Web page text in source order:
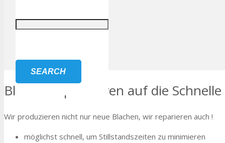
SEARCH
Blachenreparaturen
Blachenreparaturen auf die
Wir produzieren nicht nur neue Blachen, wir reparieren auch !
möglichst schnell, um Stillstandszeiten zu minimieren